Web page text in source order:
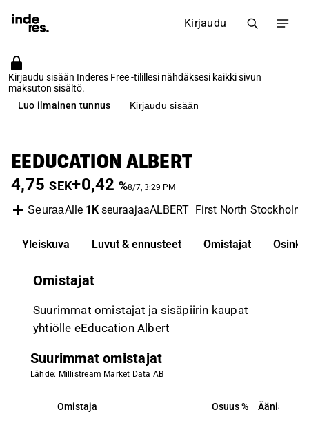
Kirjaudu
Kirjaudu sisään Inderes Free -tilillesi nähdäksesi kaikki sivun
maksuton sisältö.
Luo ilmainen tunnus
Kirjaudu sisään
EEDUCATION ALBERT
4,75 SEK+0,42 %8/7, 3:29 PM
SeuraaAlle 1KseuraajaaALBERT First North Stockholm
Yleiskuva Luvut & ennusteet Omistajat Osinko
Omistajat
Suurimmat omistajat ja sisäpiirin kaupat
yhtiölle eEducation Albert
Suurimmat omistajat
Lähde: Millistream Market Data AB
Omistaja Osuus Ääniä
Omistaja Osuus Ääniä